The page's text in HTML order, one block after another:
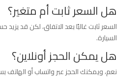
هل السعر ثابت أم متغير؟
السعر ثابت غالبًا بعد الاتفاق، لكن قد
السيارة.
هل يمكن الحجز أونلاين؟
نعم، ويمكنك الحجز عبر واتساب أو الهاتف